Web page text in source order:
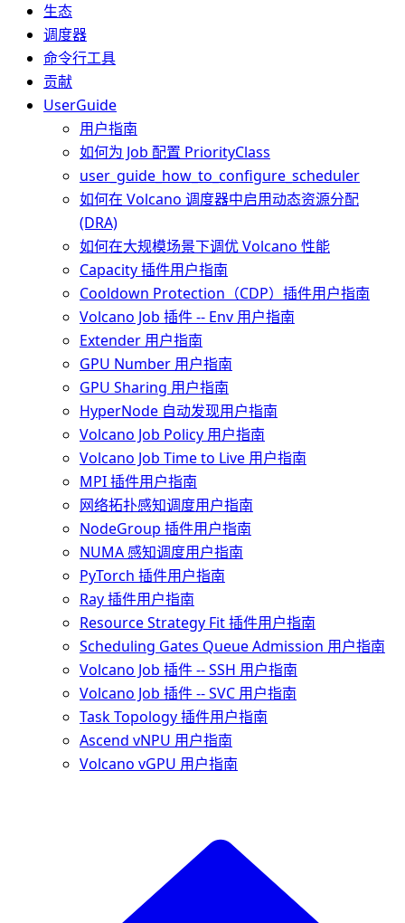
生态
调度器
命令行工具
贡献
UserGuide
用户指南
如何为 Job 配置 PriorityClass
user_guide_how_to_configure_scheduler
如何在 Volcano 调度器中启用动态资源分配
(DRA)
如何在大规模场景下调优 Volcano 性能
Capacity 插件用户指南
Cooldown Protection（CDP）插件用户指南
Volcano Job 插件 -- Env 用户指南
Extender 用户指南
GPU Number 用户指南
GPU Sharing 用户指南
HyperNode 自动发现用户指南
Volcano Job Policy 用户指南
Volcano Job Time to Live 用户指南
MPI 插件用户指南
网络拓扑感知调度用户指南
NodeGroup 插件用户指南
NUMA 感知调度用户指南
PyTorch 插件用户指南
Ray 插件用户指南
Resource Strategy Fit 插件用户指南
Scheduling Gates Queue Admission 用户指南
Volcano Job 插件 -- SSH 用户指南
Volcano Job 插件 -- SVC 用户指南
Task Topology 插件用户指南
Ascend vNPU 用户指南
Volcano vGPU 用户指南